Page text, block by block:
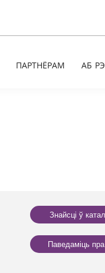
ПАРТНЁРАМ АБ
Знайсці ў
Паведаміць